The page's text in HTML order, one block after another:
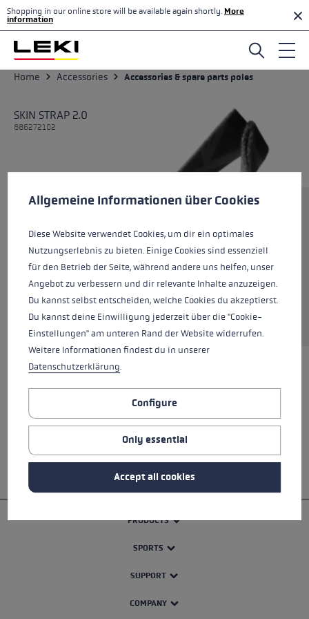
Skip to main content
Shopping in our online store will be available again shortly. More
information
Home Accessories Accessories & spare parts poles
SKIN STRAP 2.0
886272102
Size
Colours black-white
ALL FEATURES
SAFETY INSTRUCTIONS
PRODUCTS
SPORTS
SUPPORT
COMPANY
This website uses cookies to give you the best possible experience.
Allgemeine Informationen über Cookies
Diese Website verwendet Cookies, um dir ein optimales
Nutzungserlebnis zu bieten. Einige Cookies sind essenziell
für den Betrieb der Seite, während andere uns helfen, unser
Angebot zu verbessern und dir relevante Inhalte anzuzeigen.
Du kannst selbst entscheiden, welche Cookies du akzeptierst.
Du kannst deine Einwilligung jederzeit über die "Cookie-
Einstellungen" am unteren Rand der Website widerrufen.
Weitere Informationen findest du in unserer
Datenschutzerklärung.
Configure
Only essential
Accept all cookies